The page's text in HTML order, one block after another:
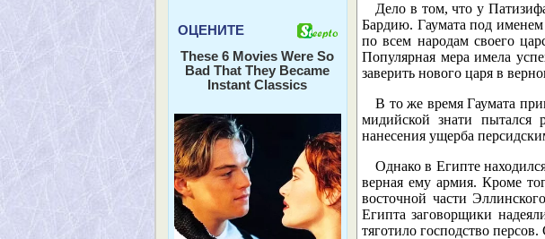
ОЦЕНИТЕ
These 6 Movies Were So
Bad That They Became
Instant Classics
Дело в том, что у
Бардию. Гаумата под именем
по всем народам своего
Популярная мера имела
заверить нового царя в
В то же время Гаумата
мидийской знати
нанесения ущерба
Однако в Египте
верная ему армия. Кроме
восточной части
Египта заговорщики
тяготило господство